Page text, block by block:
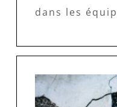
dans les